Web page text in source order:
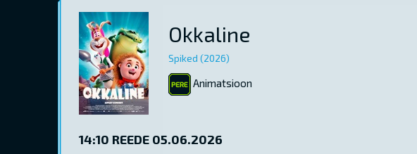
Okkaline
Spiked (2026)
Animatsioon
14:10 REEDE 05.06.2026